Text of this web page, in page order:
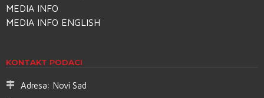
MEDIA INFO
MEDIA INFO ENGLISH
KONTAKT PODACI
Adresa: Novi Sad